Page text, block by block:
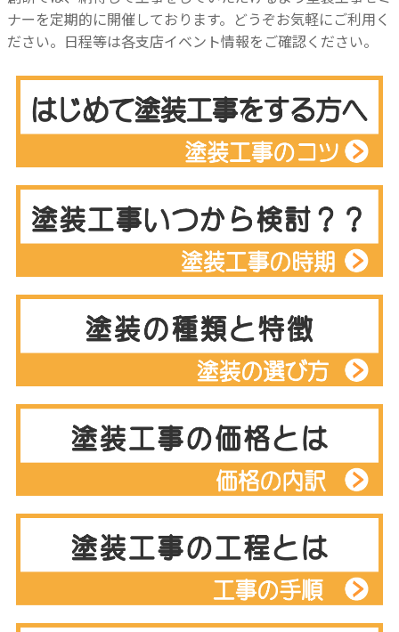
ナーを定期的に開催しております。 どうぞお気軽にご利用く
ださい。 日程等は各支店イベント情報をご確認ください。